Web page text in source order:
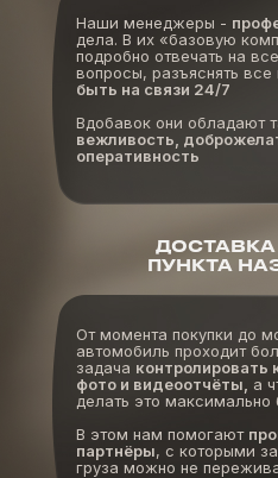
ПУНКТА
Наши менеджеры -
дела. В их «базовую
подробно отвечать на
вопросы, разъяснять
быть на связи 24/7
Вдобавок они обладают
вежливость,
оперативность
От момента покупки до
автомобиль проходит
задача контролировать
фото и видеоотчёты,
а
делать это максимально
В этом нам помогают
партнёры, с которыми
груза можно не